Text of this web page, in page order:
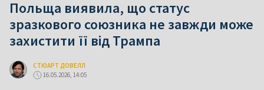
Польща виявила, що статус
зразкового союзника не завжди може
захистити її від Трампа
СТЮАРТ ДОВЕЛЛ
16.05.2026, 14:05